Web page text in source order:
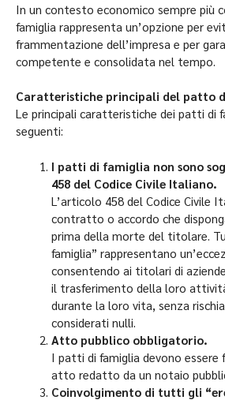
In un contesto economico sempre più
famiglia rappresenta un’opzione per
frammentazione dell’impresa e per
competente e consolidata nel tempo.
Caratteristiche principali del patto
Le principali caratteristiche dei patti di
seguenti:
I patti di famiglia non sono
458 del Codice Civile Italiano.
L’articolo 458 del Codice Civile
contratto o accordo che
prima della morte del titolare.
famiglia” rappresentano
consentendo ai titolari di
il trasferimento della loro
durante la loro vita, senza
considerati nulli.
Atto pubblico obbligatorio.
I patti di famiglia devono
atto redatto da un notaio
Coinvolgimento di tutti gli